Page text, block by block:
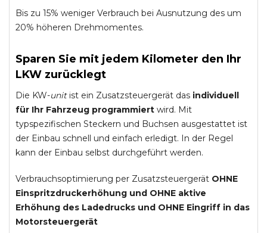
Bis zu 15% weniger Verbrauch bei Ausnutzung des um
20% höheren Drehmomentes.
Sparen Sie mit jedem Kilometer den Ihr
LKW zurücklegt
Die KW-unitist ein Zusatzsteuergerät das individuell
für Ihr Fahrzeug programmiert wird. Mit
typspezifischen Steckern und Buchsen ausgestattet ist
der Einbau schnell und einfach erledigt. In der Regel
kann der Einbau selbst durchgeführt werden.
Verbrauchsoptimierung per Zusatzsteuergerät OHNE
Einspritzdruckerhöhung und OHNE aktive
Erhöhung des Ladedrucks und OHNE Eingriff in das
Motorsteuergerät